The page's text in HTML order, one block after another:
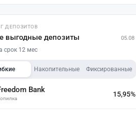
ДЕПОЗИТОВ
выгодные депозиты 05.08
срок 12 мес
Накопительные Фиксированные
Bank 15,95%